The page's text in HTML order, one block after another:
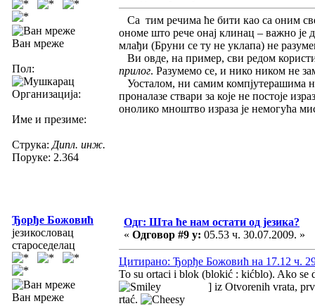
Ван мреже
Пол:
Организација:
Име и презиме:
Струка: Дипл. инж.
Поруке: 2.364
Са тим речима ће бити као са оним
ономе што рече онај клинац – важно је
млађи (Бруни се ту не уклапа) не
Ви овде, на пример, сви редом
прилог. Разумемо се, и нико ником не
Уосталом, ни самим компјутерашима
проналазе ствари за које не постоје
онолико мноштво израза је немогућа
Ђорђе Божовић
језикословац
староседелац
Ван мреже
Одг: Шта ће нам остати од језика?
« Одговор #9 у: 05.53 ч. 30.07.2009. »
Цитирано: Ђорђе Божовић на 17.12 ч.
To su ortaci i blok (blokić : kićblo). Ako se
] iz Otvorenih vrata,
rtać.